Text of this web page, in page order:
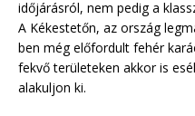
időjárásról, nem pedig a
A Kékestetőn, az ország
ben még előfordult fehér
fekvő területeken akkor is
alakuljon ki.